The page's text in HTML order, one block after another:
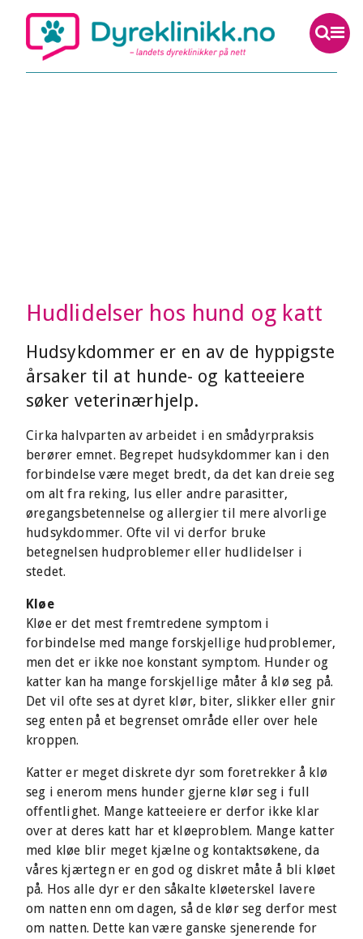
Hudlidelser hos hund og katt
Hudsykdommer er en av de hyppigste
årsaker til at hunde- og katteeiere
søker veterinærhjelp.
Cirka halvparten av arbeidet i en smådyrpraksis
berører emnet. Begrepet hudsykdommer kan i den
forbindelse være meget bredt, da det kan dreie seg
om alt fra reking, lus eller andre parasitter,
øregangsbetennelse og allergier til mere alvorlige
hudsykdommer. Ofte vil vi derfor bruke
betegnelsen hudproblemer eller hudlidelser i
stedet.
Kløe
Kløe er det mest fremtredene symptom i
forbindelse med mange forskjellige hudproblemer,
men det er ikke noe konstant symptom. Hunder og
katter kan ha mange forskjellige måter å klø seg på.
Det vil ofte ses at dyret klør, biter, slikker eller gnir
seg enten på et begrenset område eller over hele
kroppen.
Katter er meget diskrete dyr som foretrekker å klø
seg i enerom mens hunder gjerne klør seg i full
offentlighet. Mange katteeiere er derfor ikke klar
over at deres katt har et kløeproblem. Mange katter
med kløe blir meget kjælne og kontaktsøkene, da
våres kjærtegn er en god og diskret måte å bli kløet
på. Hos alle dyr er den såkalte kløeterskel lavere
om natten enn om dagen, så de klør seg derfor mest
om natten. Dette kan være ganske sjenerende for